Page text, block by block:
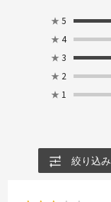
★ 5
★ 4
★ 3
★ 2
★ 1
絞り込み